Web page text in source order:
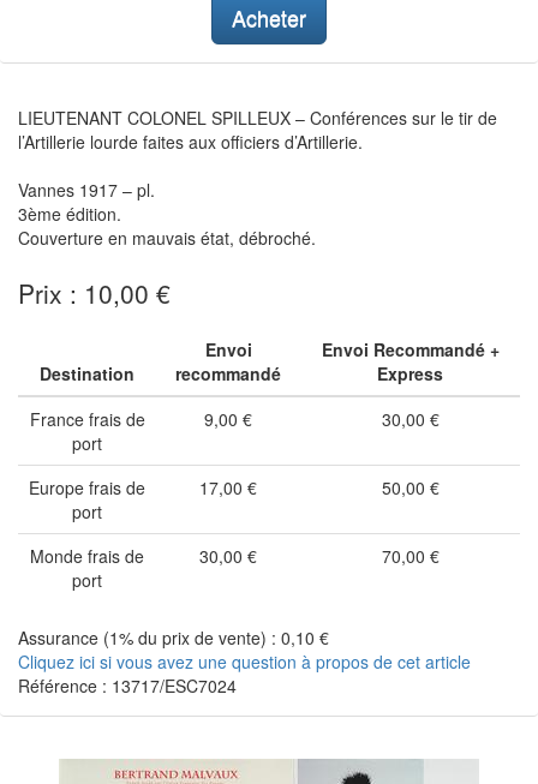
Acheter
LIEUTENANT COLONEL SPILLEUX – Conférences sur le tir de
l’Artillerie lourde faites aux officiers d’Artillerie.
Vannes 1917 – pl.
3ème édition.
Couverture en mauvais état, débroché.
Prix : 10,00 €
Destination
Envoi
recommandé
Envoi Recommandé +
Express
France frais de
port
9,00 € 30,00 €
Europe frais de
port
17,00 € 50,00 €
Monde frais de
port
30,00 € 70,00 €
Assurance (1% du prix de vente) : 0,10 €
Cliquez ici si vous avez une question à propos de cet article
Référence : 13717/ESC7024